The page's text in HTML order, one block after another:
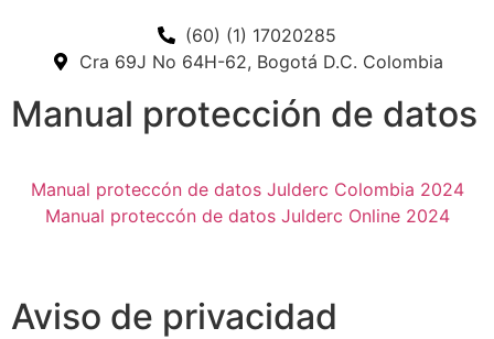
(60) (1) 17020285
Cra 69J No 64H-62, Bogotá D.C. Colombia
Manual protección de datos
Manual proteccón de datos Julderc Colombia 2024
Manual proteccón de datos Julderc Online 2024
Aviso de privacidad